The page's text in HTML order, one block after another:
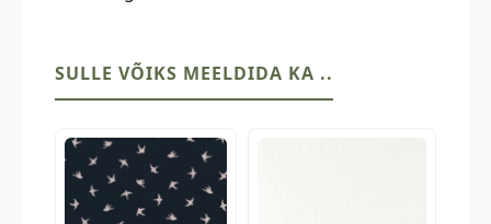
SULLE VÕIKS MEELDIDA KA ..